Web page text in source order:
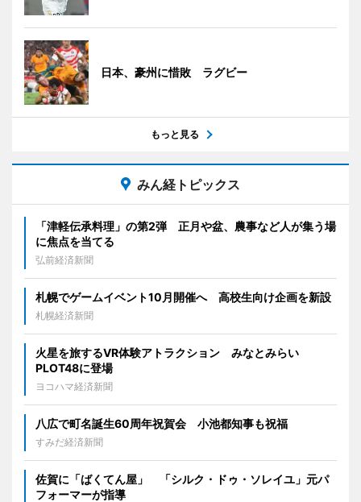
日本、豪州に惜敗 ラグビー
もっと見る
みん経トピックス
「津軽伝承料理」の第2弾 正月や盆、農事など人が集う場
に焦点を当てる
弘前経済新聞
札幌でゲームイベント10月開催へ 高校生向け企画を新設
札幌経済新聞
火星を旅するVR体験アトラクション みなとみらい
PLOT48に登場
ヨコハマ経済新聞
八広で町名誕生60周年祝賀会 小池都知事も祝福
すみだ経済新聞
佐賀に「ばくてん屋」 「シルク・ドゥ・ソレイユ」元パ
フォーマーが指導